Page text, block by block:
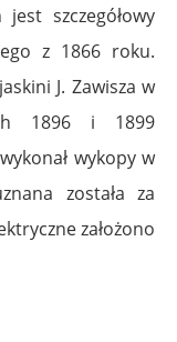
szczegółowy
z 1866 roku.
J. Zawisza w
1896 i 1899
wykopy w
została za
założono